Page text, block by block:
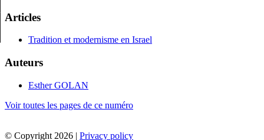
Articles
Tradition et modernisme en Israel
Auteurs
Esther GOLAN
Voir toutes les pages de ce numéro
© Copyright 2026 | Privacy policy